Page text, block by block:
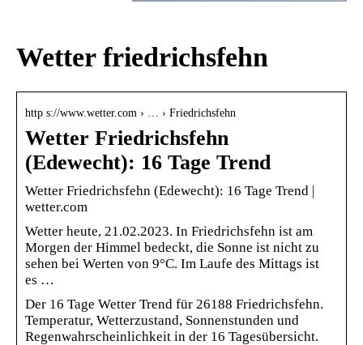
Wetter friedrichsfehn
http s://www.wetter.com › … › Friedrichsfehn
Wetter Friedrichsfehn
(Edewecht): 16 Tage Trend
Wetter Friedrichsfehn (Edewecht): 16 Tage Trend |
wetter.com
Wetter heute, 21.02.2023. In Friedrichsfehn ist am
Morgen der Himmel bedeckt, die Sonne ist nicht zu
sehen bei Werten von 9°C. Im Laufe des Mittags ist
es …
Der 16 Tage Wetter Trend für 26188 Friedrichsfehn.
Temperatur, Wetterzustand, Sonnenstunden und
Regenwahrscheinlichkeit in der 16 Tagesübersicht.